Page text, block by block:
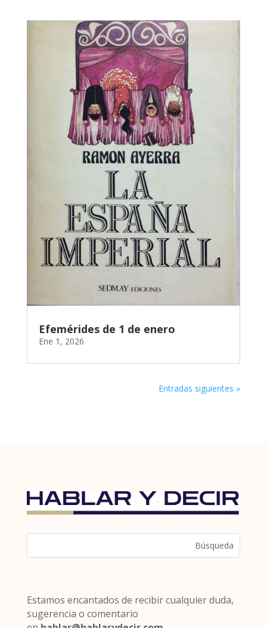
Efemérides de 1 de enero
Ene 1, 2026
Entradas siguientes »
Estamos encantados de recibir cualquier duda,
sugerencia o comentario